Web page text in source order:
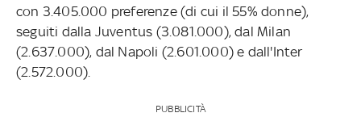
con 3.405.000 preferenze (di cui il 55% donne),
seguiti dalla Juventus (3.081.000), dal Milan
(2.637.000), dal Napoli (2.601.000) e dall'Inter
(2.572.000).
PUBBLICITÀ